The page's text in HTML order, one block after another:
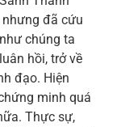
nhưng đã cứu
chúng ta
hồi, trở về
đạo. Hiện
minh quá
Thực sự,